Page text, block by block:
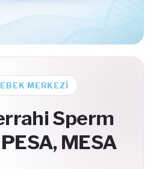
MERKEZI
Sperm
MESA